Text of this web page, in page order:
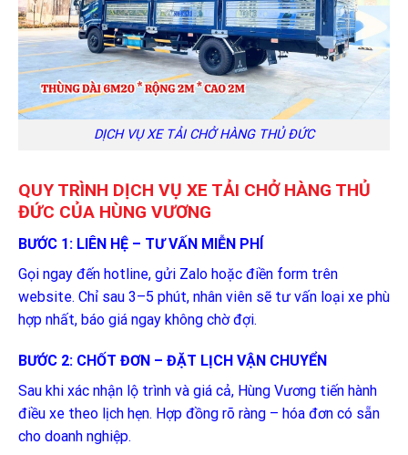
DỊCH VỤ XE TẢI CHỞ HÀNG THỦ ĐỨC
QUY TRÌNH DỊCH VỤ XE TẢI CHỞ HÀNG THỦ
ĐỨC CỦA HÙNG VƯƠNG
BƯỚC 1: LIÊN HỆ – TƯ VẤN MIỄN PHÍ
Gọi ngay đến hotline, gửi Zalo hoặc điền form trên
website. Chỉ sau 3–5 phút, nhân viên sẽ tư vấn loại xe phù
hợp nhất, báo giá ngay không chờ đợi.
BƯỚC 2: CHỐT ĐƠN – ĐẶT LỊCH VẬN CHUYỂN
Sau khi xác nhận lộ trình và giá cả, Hùng Vương tiến hành
điều xe theo lịch hẹn. Hợp đồng rõ ràng – hóa đơn có sẵn
cho doanh nghiệp.